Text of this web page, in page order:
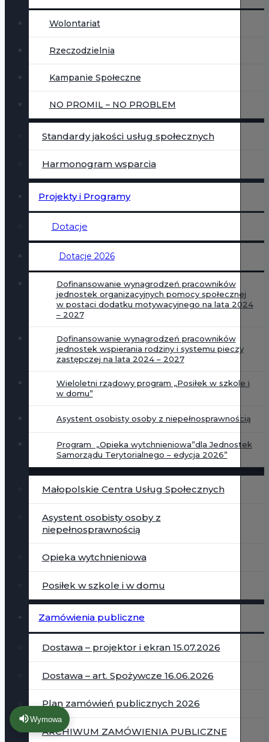
Wolontariat
Rzeczodzielnia
Kampanie Społeczne
NO PROMIL – NO PROBLEM
Standardy jakości usług społecznych
Harmonogram wsparcia
Projekty i Programy
Dotacje
Dotacje 2026
Dofinansowanie wynagrodzeń pracowników
jednostek organizacyjnych pomocy społecznej
w postaci dodatku motywacyjnego na lata 2024
– 2027
Dofinansowanie wynagrodzeń pracowników
jednostek wspierania rodziny i systemu pieczy
zastępczej na lata 2024 – 2027
Wieloletni rządowy program „Posiłek w szkole i
w domu”
Asystent osobisty osoby z niepełnosprawnością
Program „Opieka wytchnieniowa”dla Jednostek
Samorządu Terytorialnego – edycja 2026”
Małopolskie Centra Usług Społecznych
Asystent osobisty osoby z
niepełnosprawnością
Opieka wytchnieniowa
Posiłek w szkole i w domu
Zamówienia publiczne
Dostawa – projektor i ekran 15.07.2026
Dostawa – art. Spożywcze 16.06.2026
Plan zamówień publicznych 2026
ARCHIWUM ZAMÓWIENIA PUBLICZNE
Wymowa